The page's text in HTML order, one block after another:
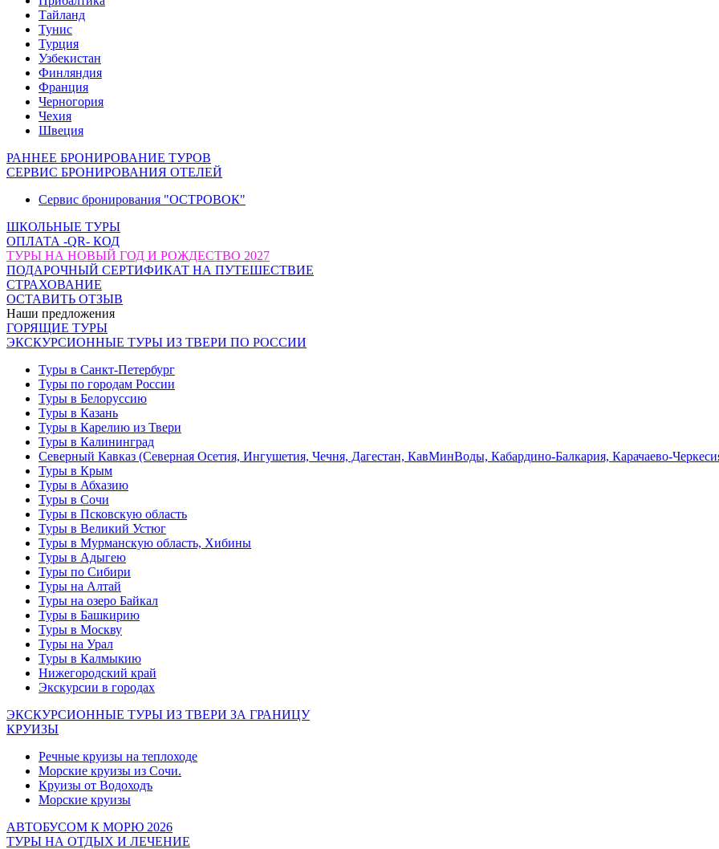
Тайланд
Тунис
Турция
Узбекистан
Финляндия
Франция
Черногория
Чехия
Швеция
РАННЕЕ БРОНИРОВАНИЕ ТУРОВ
СЕРВИС БРОНИРОВАНИЯ ОТЕЛЕЙ
Сервис бронирования "ОСТРОВОК"
ШКОЛЬНЫЕ ТУРЫ
ОПЛАТА -QR- КОД
ТУРЫ НА НОВЫЙ ГОД И РОЖДЕСТВО 2027
ПОДАРОЧНЫЙ СЕРТИФИКАТ НА ПУТЕШЕСТВИЕ
СТРАХОВАНИЕ
ОСТАВИТЬ ОТЗЫВ
Наши предложения
ГОРЯЩИЕ ТУРЫ
ЭКСКУРСИОННЫЕ ТУРЫ ИЗ ТВЕРИ ПО РОССИИ
Туры в Санкт-Петербург
Туры по городам России
Туры в Белоруссию
Туры в Казань
Туры в Карелию из Твери
Туры в Калининград
Северный Кавказ (Северная Осетия, Ингушетия, Чечня, Дагестан, КавМинВоды, Кабардино-Балкария, Карачаево-
Туры в Крым
Туры в Абхазию
Туры в Сочи
Туры в Псковскую область
Туры в Великий Устюг
Туры в Мурманскую область, Хибины
Туры в Адыгею
Туры по Сибири
Туры на Алтай
Туры на озеро Байкал
Туры в Башкирию
Туры в Москву
Туры на Урал
Туры в Калмыкию
Нижегородский край
Экскурсии в городах
ЭКСКУРСИОННЫЕ ТУРЫ ИЗ ТВЕРИ ЗА ГРАНИЦУ
КРУИЗЫ
Речные круизы на теплоходе
Морские круизы из Сочи.
Круизы от Водоходъ
Морские круизы
АВТОБУСОМ К МОРЮ 2026
ТУРЫ НА ОТДЫХ И ЛЕЧЕНИЕ